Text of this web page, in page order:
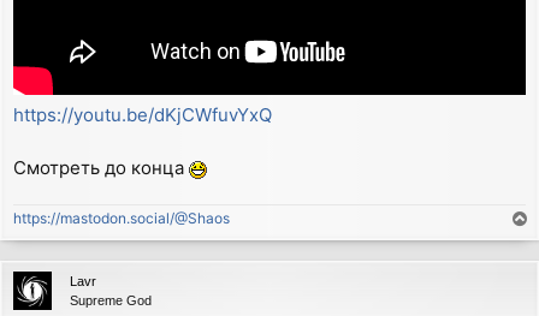
https://youtu.be/dKjCWfuvYxQ
Смотреть до конца
https://mastodon.social/@Shaos
o
p
Lavr
Supreme God